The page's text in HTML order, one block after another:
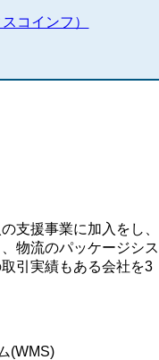
コインフ）
支援事業に加入をし、
物流のパッケージシス
引実績もある会社を3
(WMS)